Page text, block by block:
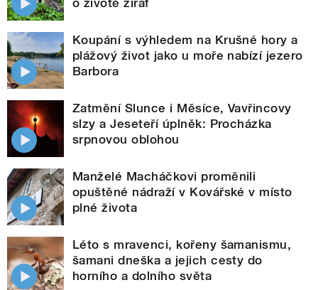
Koupání s výhledem na Krušné hory a
plážový život jako u moře nabízí jezero
Barbora
Zatmění Slunce i Měsíce, Vavřincovy
slzy a Jeseteří úplněk: Procházka
srpnovou oblohou
Manželé Macháčkovi proměnili
opuštěné nádraží v Kovářské v místo
plné života
Léto s mravenci, kořeny šamanismu,
šamani dneška a jejich cesty do
horního a dolního světa